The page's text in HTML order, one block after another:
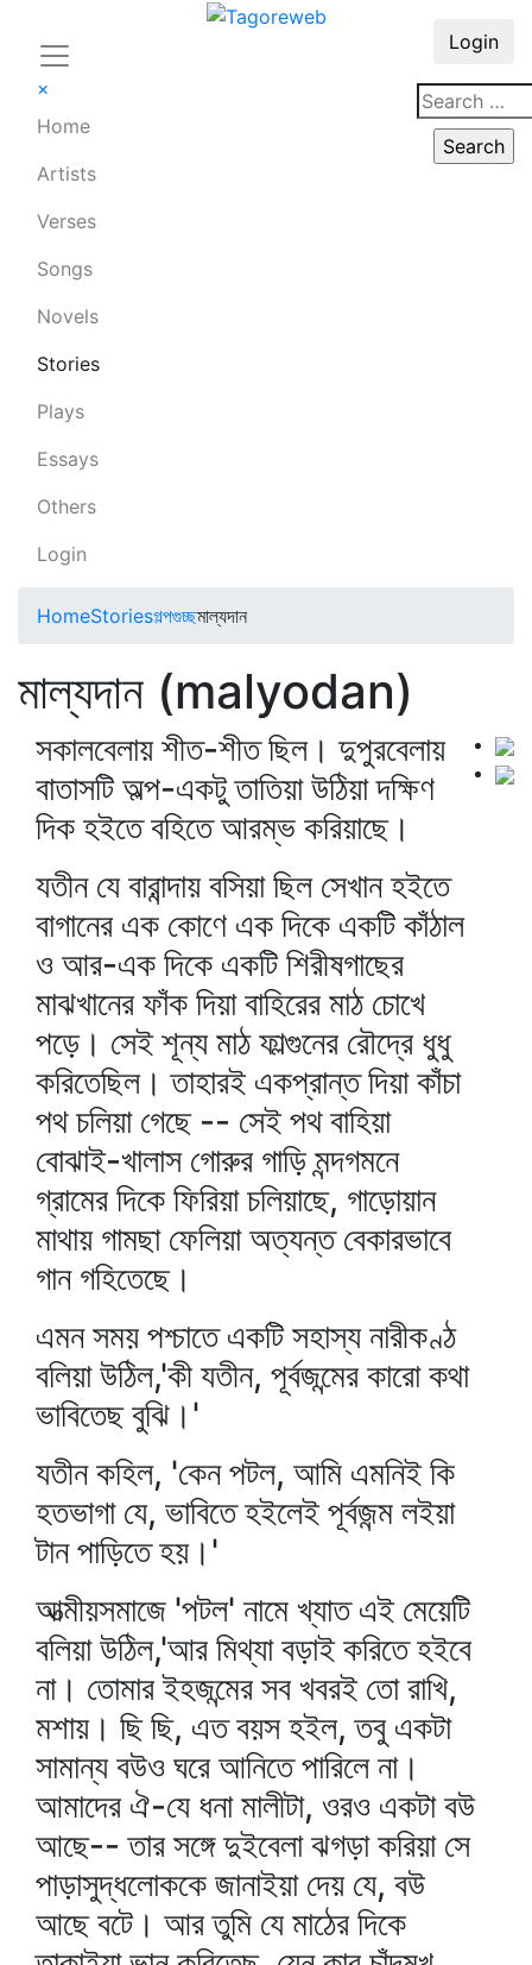
×
Home
Artists
Verses
Songs
Novels
Stories
Plays
Essays
Others
Login
Login
HomeStoriesগল্পগুচ্ছমাল্যদান
মাল্যদান (malyodan)
সকালবেলায় শীত-শীত ছিল। দুপুরবেলায়
বাতাসটি অল্প-একটু তাতিয়া উঠিয়া দক্ষিণ
দিক হইতে বহিতে আরম্ভ করিয়াছে।
যতীন যে বারান্দায় বসিয়া ছিল সেখান হইতে
বাগানের এক কোণে এক দিকে একটি কাঁঠাল
ও আর-এক দিকে একটি শিরীষগাছের
মাঝখানের ফাঁক দিয়া বাহিরের মাঠ চোখে
পড়ে। সেই শূন্য মাঠ ফাল্গুনের রৌদ্রে ধুধু
করিতেছিল। তাহারই একপ্রান্ত দিয়া কাঁচা
পথ চলিয়া গেছে -- সেই পথ বাহিয়া
বোঝাই-খালাস গোরুর গাড়ি মন্দগমনে
গ্রামের দিকে ফিরিয়া চলিয়াছে, গাড়োয়ান
মাথায় গামছা ফেলিয়া অত্যন্ত বেকারভাবে
গান গহিতেছে।
এমন সময় পশ্চাতে একটি সহাস্য নারীকণ্ঠ
বলিয়া উঠিল,'কী যতীন, পূর্বজন্মের কারো কথা
ভাবিতেছ বুঝি।'
যতীন কহিল, 'কেন পটল, আমি এমনিই কি
হতভাগা যে, ভাবিতে হইলেই পূর্বজন্ম লইয়া
টান পাড়িতে হয়।'
আত্মীয়সমাজে 'পটল' নামে খ্যাত এই মেয়েটি
বলিয়া উঠিল,'আর মিথ্যা বড়াই করিতে হইবে
না। তোমার ইহজন্মের সব খবরই তো রাখি,
মশায়। ছি ছি, এত বয়স হইল, তবু একটা
সামান্য বউও ঘরে আনিতে পারিলে না।
আমাদের ঐ-যে ধনা মালীটা, ওরও একটা বউ
আছে-- তার সঙ্গে দুইবেলা ঝগড়া করিয়া সে
পাড়াসুদ্ধলোককে জানাইয়া দেয় যে, বউ
আছে বটে। আর তুমি যে মাঠের দিকে